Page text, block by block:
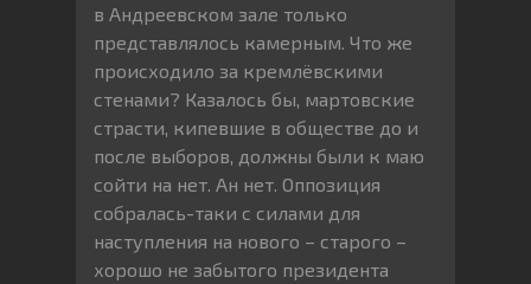
в Андреевском зале только
представлялось камерным. Что же
происходило за кремлёвскими
стенами? Казалось бы, мартовские
страсти, кипевшие в обществе до и
после выборов, должны были к маю
сойти на нет. Ан нет. Оппозиция
собралась-таки с силами для
наступления на нового – старого –
хорошо не забытого президента